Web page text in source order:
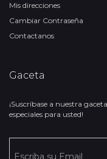
Mis direcciones
Cambiar Contraseña
Contactanos
Gaceta
¡Suscríbase a nuestra
especiales para usted!